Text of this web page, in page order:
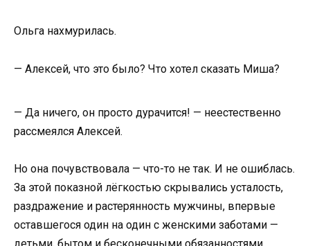
Ольга нахмурилась.
— Алексей, что это было? Что хотел сказать Миша?
— Да ничего, он просто дурачится! — неестественно
рассмеялся Алексей.
Но она почувствовала — что-то не так. И не ошиблась.
За этой показной лёгкостью скрывались усталость,
раздражение и растерянность мужчины, впервые
оставшегося один на один с женскими заботами —